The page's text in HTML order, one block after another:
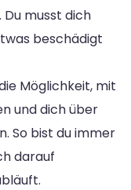
musst dich
beschädigt
Möglichkeit, mit
und dich über
So bist du immer
darauf